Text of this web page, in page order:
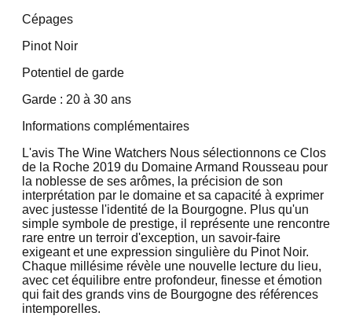
Cépages
Pinot Noir
Potentiel de garde
Garde : 20 à 30 ans
Informations complémentaires
L'avis The Wine Watchers Nous sélectionnons ce Clos
de la Roche 2019 du Domaine Armand Rousseau pour
la noblesse de ses arômes, la précision de son
interprétation par le domaine et sa capacité à exprimer
avec justesse l'identité de la Bourgogne. Plus qu'un
simple symbole de prestige, il représente une rencontre
rare entre un terroir d'exception, un savoir-faire
exigeant et une expression singulière du Pinot Noir.
Chaque millésime révèle une nouvelle lecture du lieu,
avec cet équilibre entre profondeur, finesse et émotion
qui fait des grands vins de Bourgogne des références
intemporelles.